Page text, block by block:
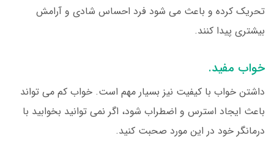
تحریک کرده و باعث می شود فرد احساس شادی و آرامش
بیشتری پیدا کنند.
خواب مفید.
داشتن خواب با کیفیت نیز بسیار مهم است. خواب کم می تواند
باعث ایجاد استرس و اضطراب شود، اگر نمی توانید بخوابید با
درمانگر خود در این مورد صحبت کنید.